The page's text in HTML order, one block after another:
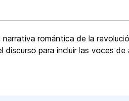
romántica de la
para incluir las voces de